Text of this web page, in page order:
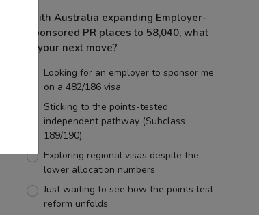
With Australia expanding Employer-
Sponsored PR places to 58,040, what
is your next move?
Looking for an employer to sponsor me
on a 482/186 visa.
Sticking to the points-tested
independent pathway (Subclass
189/190).
Exploring regional visas despite the
lower allocation numbers.
Just waiting to see how the points test
reform unfolds.